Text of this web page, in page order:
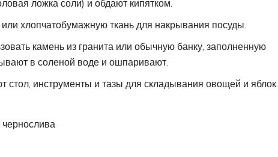
ложка соли) и обдают кипятком.
хлопчатобумажную ткань для накрывания посуды.
камень из гранита или обычную банку, заполненную
в соленой воде и ошпаривают.
стол, инструменты и тазы для складывания овощей и яблок.